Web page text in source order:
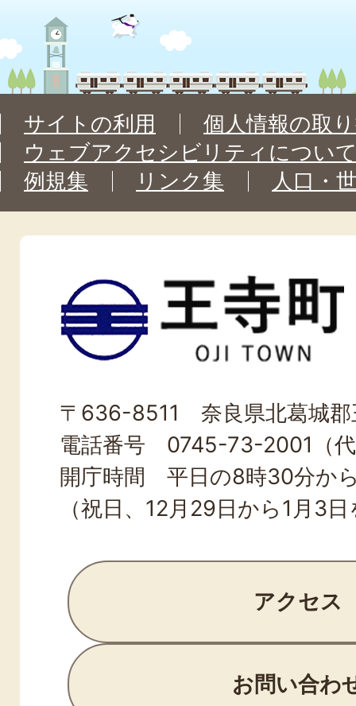
サイトの利用
個人情報の取
ウェブアクセシビリティについ
例規集
リンク集 人口・
王
寺
町
TOWN
〒636-8511 奈良県北葛城郡
電話番号 0745-73-2001（
開庁時間 平日の8時30分か
（祝日、12月29日から1月3
アクセス
お問い合わ